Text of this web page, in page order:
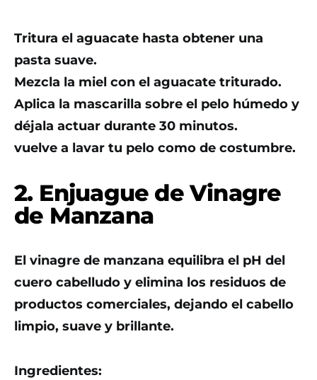
Tritura el aguacate hasta obtener una
pasta suave.
Mezcla la miel con el aguacate triturado.
Aplica la mascarilla sobre el pelo húmedo y
déjala actuar durante 30 minutos.
vuelve a lavar tu pelo como de costumbre.
2. Enjuague de Vinagre
de Manzana
El vinagre de manzana equilibra el pH del
cuero cabelludo y elimina los residuos de
productos comerciales, dejando el cabello
limpio, suave y brillante.
Ingredientes: